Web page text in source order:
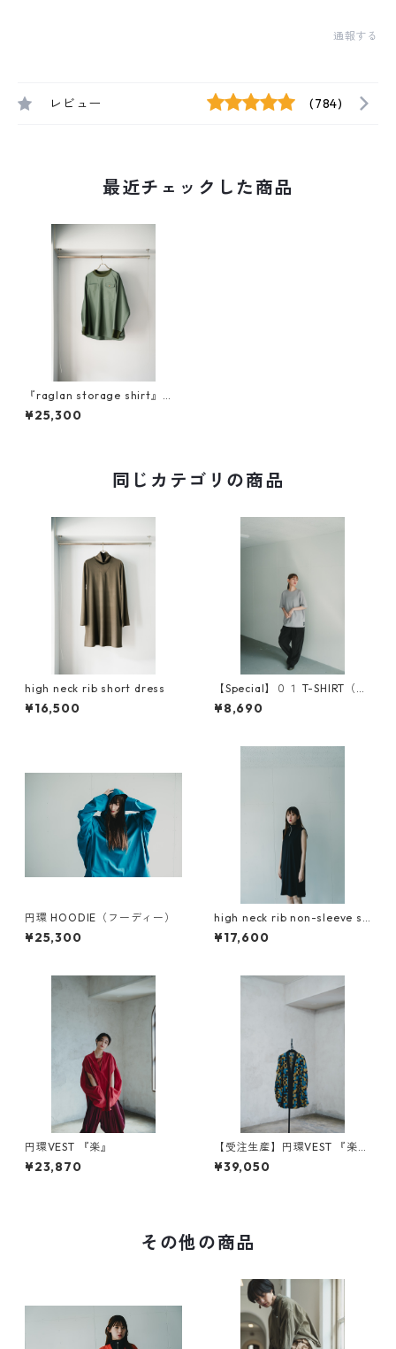
通報する
レビュー (784)
最近チェックした商品
『raglan storage shirt』強
撚ツイル素材
¥25,300
同じカテゴリの商品
high neck rib short dress
¥16,500
【Special】０１ T-SHIRT（or
iginal sleeve）
¥8,690
円環 HOODIE（フーディー）
¥25,300
high neck rib non-sleeve sh
ort dress
¥17,600
円環VEST 『楽』
¥23,870
【受注生産】円環VEST 『楽』
CAMOUFLAGE
¥39,050
その他の商品